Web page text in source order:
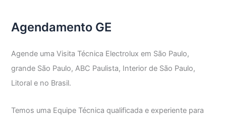
Agendamento GE
Agende uma Visita Técnica Electrolux em São Paulo,
grande São Paulo, ABC Paulista, Interior de São Paulo,
Litoral e no Brasil.
Temos uma Equipe Técnica qualificada e experiente para